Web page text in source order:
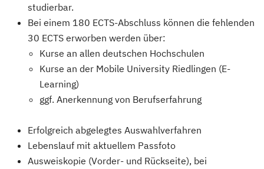
studierbar.
Bei einem 180 ECTS-Abschluss können die fehlenden
30 ECTS erworben werden über:
Kurse an allen deutschen Hochschulen
Kurse an der Mobile University Riedlingen (E-
Learning)
ggf. Anerkennung von Berufserfahrung
Erfolgreich abgelegtes Auswahlverfahren
Lebenslauf mit aktuellem Passfoto
Ausweiskopie (Vorder- und Rückseite), bei